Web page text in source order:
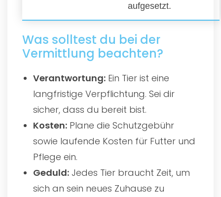
aufgesetzt.
Was solltest du bei der
Vermittlung beachten?
Verantwortung: Ein Tier ist eine
langfristige Verpflichtung. Sei dir
sicher, dass du bereit bist.
Kosten: Plane die Schutzgebühr
sowie laufende Kosten für Futter und
Pflege ein.
Geduld: Jedes Tier braucht Zeit, um
sich an sein neues Zuhause zu